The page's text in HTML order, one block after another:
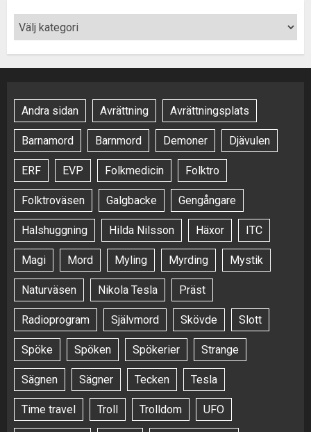
Andra sidan Avrättning Avrättningsplats
Barnamord Barnmord Demoner Djävulen
ERF EVP Folkmedicin Folktro
Folktroväsen Galgbacke Gengångare
Halshuggning Hilda Nilsson Häxor ITC
Magi Mord Myling Myrding Mystik
Naturväsen Nikola Tesla Präst
Radioprogram Självmord Skövde Slott
Spöke Spöken Spökerier Strange
Sägnen Sägner Tecken Tesla
Time travel Troll Trolldom UFO